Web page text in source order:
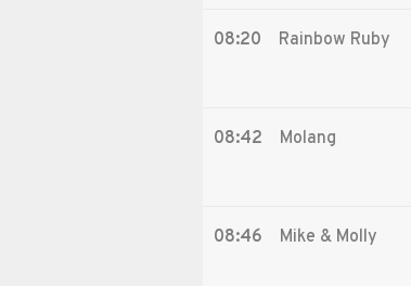
08:20 Rainbow Ruby
08:42 Molang
08:46 Mike & Molly